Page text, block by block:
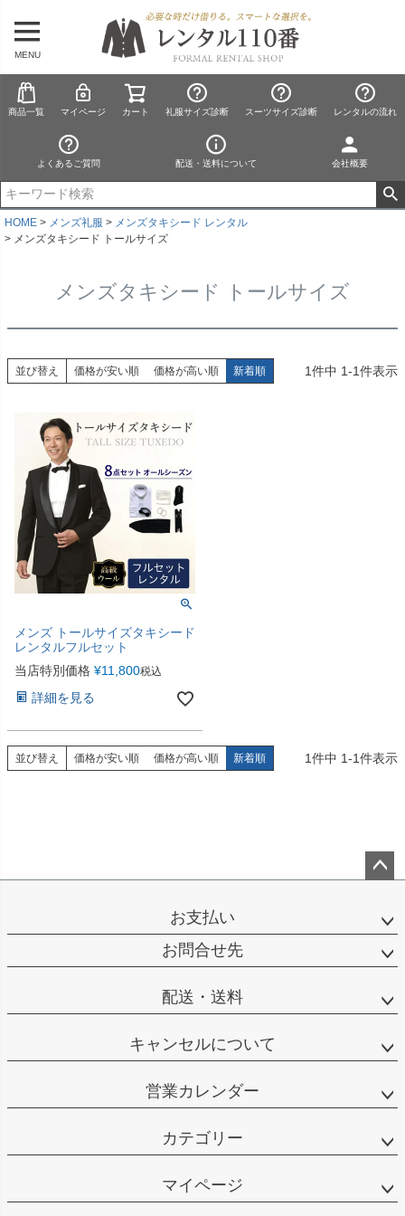
MENU
商品一覧 マイページ カート 礼服サイズ診断 スーツサイズ診断 レンタルの流れ
よくあるご質問 配送・送料について 会社概要
HOME メンズ礼服
メンズタキシード レンタル
メンズタキシード トールサイズ
メンズタキシード トールサイズ
並び替え 価格が安い順 価格が高い順 新着順 1件中 1-1件表示
メンズ トールサイズタキシード
レンタルフルセット
当店特別価格 ¥11,800税込
詳細を見る
並び替え 価格が安い順 価格が高い順 新着順 1件中 1-1件表示
ップ
お支払い
お問合せ先
配送・送料
キャンセルについて
営業カレンダー
カテゴリー
マイページ